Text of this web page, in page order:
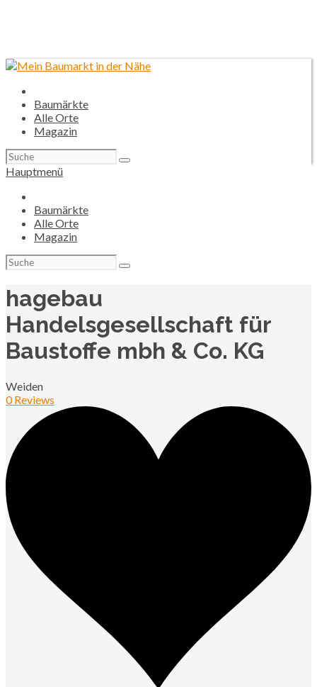
Baumärkte
Alle Orte
Magazin
Suchen
nach:
Hauptmenü
Baumärkte
Alle Orte
Magazin
Suchen
nach:
hagebau
Handelsgesellschaft für
Baustoffe mbh & Co. KG
Weiden
0 Reviews